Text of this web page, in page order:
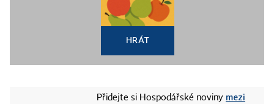
HRÁT
Přidejte si Hospodářské noviny mezi